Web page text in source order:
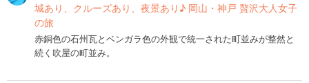
城あり、クルーズあり、夜景あり♪ 岡山・神戸 贅沢大人女子
の旅
赤銅色の石州瓦とベンガラ色の外観で統一された町並みが整然と
続く吹屋の町並み。